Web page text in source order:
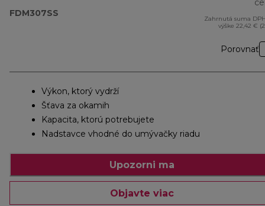
FDM307SS
Zahrnutá suma
výške 22,42 €
Porovnať
Výkon, ktorý vydrží
Šťava za okamih
Kapacita, ktorú potrebujete
Nadstavce vhodné do umývačky riadu
Upozorni ma
Objavte viac